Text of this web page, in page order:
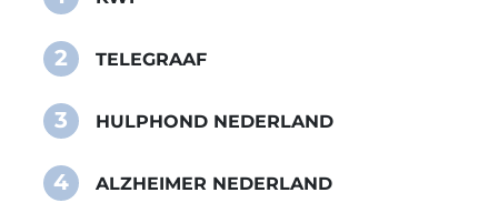
2 TELEGRAAF
3 HULPHOND NEDERLAND
4 ALZHEIMER NEDERLAND